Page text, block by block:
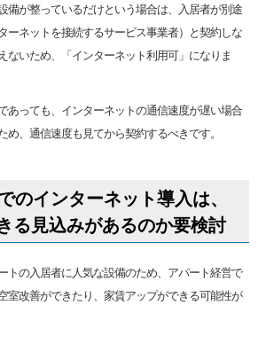
備が整っているだけという場合は、入居者が別途
ーネットを接続するサービス事業者）と契約しな
ないため、「インターネット利用可」になりま
あっても、インターネットの通信速度が遅い場合
め、通信速度も見てから契約するべきです。
のインターネット導入は、
る見込みがあるのか要検討
トの入居者に人気な設備のため、アパート経営で
室改善ができたり、家賃アップができる可能性が